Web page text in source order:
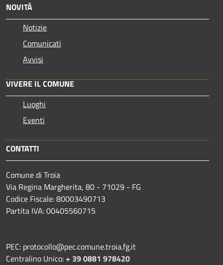
NOVITÀ
Notizie
Comunicati
Avvisi
VIVERE IL COMUNE
Luoghi
Eventi
CONTATTI
Comune di Troia
Via Regina Margherita, 80 - 71029 - FG
Codice Fiscale: 80003490713
Partita IVA: 00405560715
PEC: protocollo@pec.comune.troia.fg.it
Centralino Unico:+ 39 0881 978420